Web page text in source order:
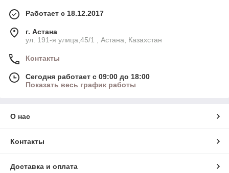
Работает с 18.12.2017
г. Астана
ул. 191-я улица,45/1 , Астана, Казахстан
Контакты
Сегодня работает с 09:00 до 18:00
Показать весь график работы
О нас
Контакты
Доставка и оплата